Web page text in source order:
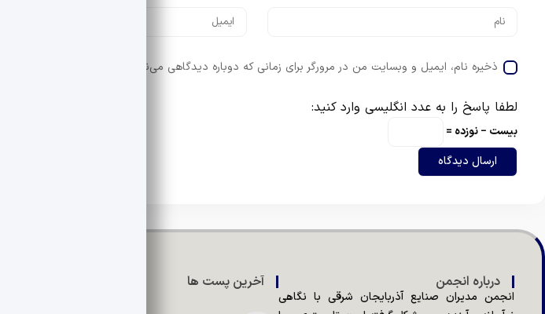
ذخیره نام، ایمیل و وبسایت من در مرورگر برای زمانی که دوباره دیدگاهی می‌نویسم.
لطفا پاسخ را به عدد انگلیسی وارد کنید:
بیست − نوزده =
درباره انجمن
انجمن مدیران صنایع آذربایجان شرقی با نگاهی
آخرین پست ها